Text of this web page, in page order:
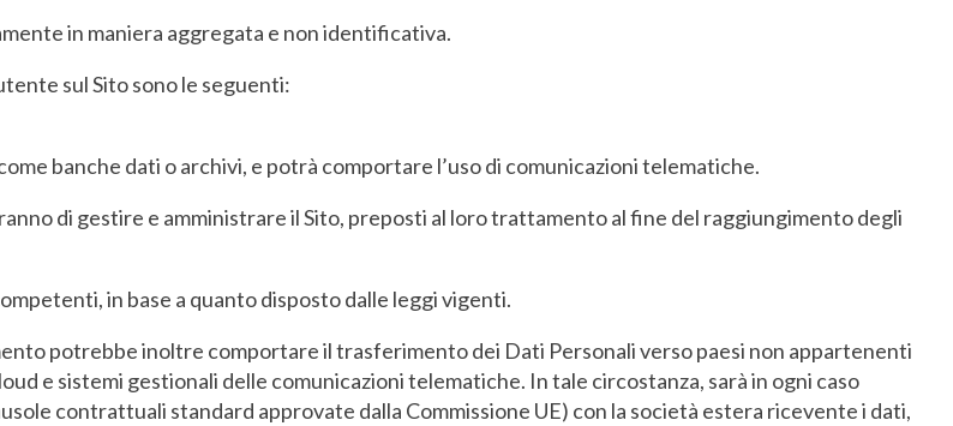
in maniera aggregata e non identificativa.
sul Sito sono le seguenti:
banche dati o archivi, e potrà comportare l’uso di comunicazioni telematiche.
di gestire e amministrare il Sito, preposti al loro trattamento al fine del raggiungimento degli
in base a quanto disposto dalle leggi vigenti.
potrebbe inoltre comportare il trasferimento dei Dati Personali verso paesi non appartenenti
e sistemi gestionali delle comunicazioni telematiche. In tale circostanza, sarà in ogni caso
contrattuali standard approvate dalla Commissione UE) con la società estera ricevente i dati,